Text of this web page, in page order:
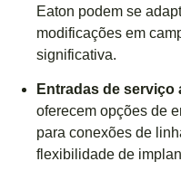
Eaton podem se
modificações em
significativa.
Entradas de serviço
oferecem opções de
para conexões de
flexibilidade de